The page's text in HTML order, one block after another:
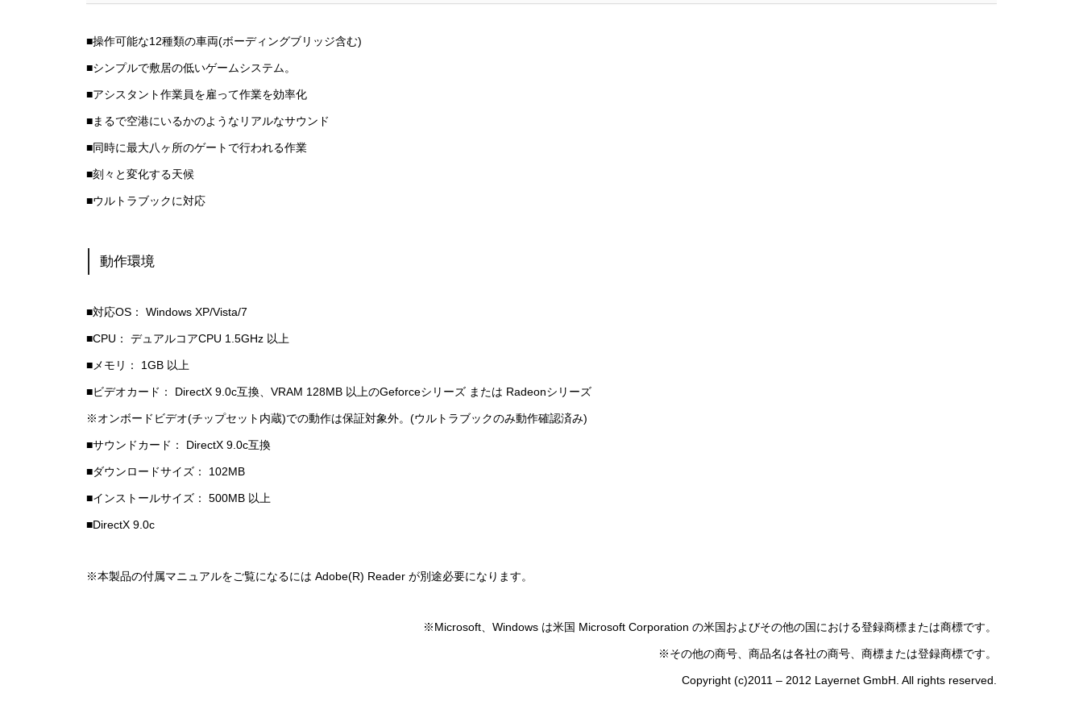
■操作可能な12種類の車両(ボーディングブリッジ含む)
■シンプルで敷居の低いゲームシステム。
■アシスタント作業員を雇って作業を効率化
■まるで空港にいるかのようなリアルなサウンド
■同時に最大八ヶ所のゲートで行われる作業
■刻々と変化する天候
■ウルトラブックに対応
動作環境
■対応OS： Windows XP/Vista/7
■CPU： デュアルコアCPU 1.5GHz 以上
■メモリ： 1GB 以上
■ビデオカード： DirectX 9.0c互換、VRAM 128MB 以上のGeforceシリーズ または Radeonシリーズ
※オンボードビデオ(チップセット内蔵)での動作は保証対象外。(ウルトラブックのみ動作確認済み)
■サウンドカード： DirectX 9.0c互換
■ダウンロードサイズ： 102MB
■インストールサイズ： 500MB 以上
■DirectX 9.0c
※本製品の付属マニュアルをご覧になるには Adobe(R) Reader が別途必要になります。
※Microsoft、Windows は米国 Microsoft Corporation の米国およびその他の国における登録商標または商標です。
※その他の商号、商品名は各社の商号、商標または登録商標です。
Copyright (c)2011 – 2012 Layernet GmbH. All rights reserved.